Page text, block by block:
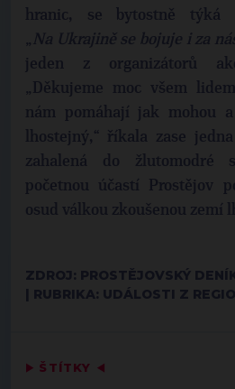
hranic, se bytostně týká
„ Na Ukrajině se bojuje i za
jeden z organizátorů
„Děkujeme moc všem
nám pomáhají jak mohou
lhostejný,“ říkala zase
zahalená do žlutomodré
početnou účastí Prostějov
osud válkou zkoušenou zemí
ZDROJ: PROSTĚJOVSKÝ
| RUBRIKA: UDÁLOSTI Z
▶ ŠTÍTKY ◀